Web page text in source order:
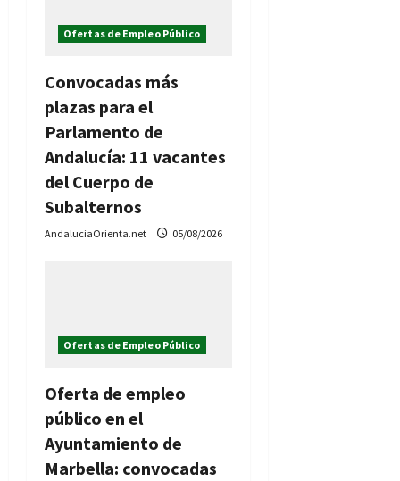
Ofertas de Empleo Público
Convocadas más
plazas para el
Parlamento de
Andalucía: 11 vacantes
del Cuerpo de
Subalternos
AndaluciaOrienta.net 05/08/2026
Ofertas de Empleo Público
Oferta de empleo
público en el
Ayuntamiento de
Marbella: convocadas